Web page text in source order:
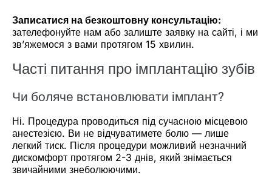
Записатися на безкоштовну консультацію:
зателефонуйте нам або залиште заявку на сайті, і ми
зв’яжемося з вами протягом 15 хвилин.
Часті питання про імплантацію зубів
Чи боляче встановлювати імплант?
Ні. Процедура проводиться під сучасною місцевою
анестезією. Ви не відчуватимете болю — лише
легкий тиск. Після процедури можливий незначний
дискомфорт протягом 2-3 днів, який знімається
звичайними знеболюючими.